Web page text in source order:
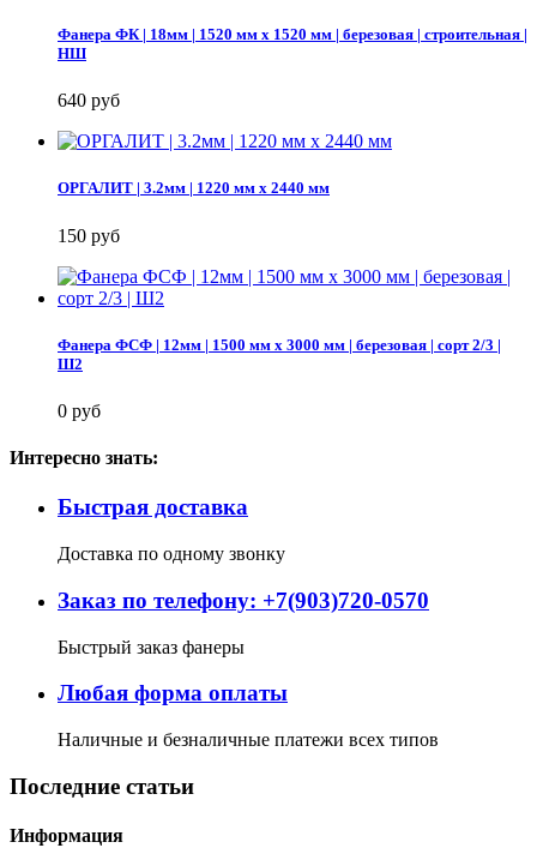
Фанера ФК | 18мм | 1520 мм х 1520 мм | березовая | строительная |
НШ
640 руб
ОРГАЛИТ | 3.2мм | 1220 мм х 2440 мм
150 руб
Фанера ФСФ | 12мм | 1500 мм х 3000 мм | березовая | сорт 2/3 |
Ш2
0 руб
Интересно знать:
Быстрая доставка
Доставка по одному звонку
Заказ по телефону: +7(903)720-0570
Быстрый заказ фанеры
Любая форма оплаты
Наличные и безналичные платежи всех типов
Последние статьи
Информация